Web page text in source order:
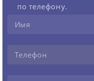
по телефону.